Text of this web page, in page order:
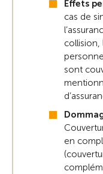
Effets
cas de
collision,
sont
en